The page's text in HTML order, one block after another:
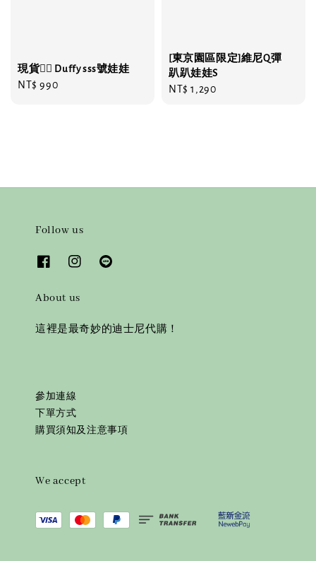
現貨❤️‍🔥 Duffy sss號娃娃
Regular
NT$ 990
[東京園區限定]維尼Q彈
趴趴娃娃S
Regular
NT$ 1,290
Follow us
About us
這裡是最奇妙的迪士尼代購！
參加連線
下單方式
購買須知及注意事項
We accept